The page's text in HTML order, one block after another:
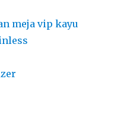
meja vip kayu